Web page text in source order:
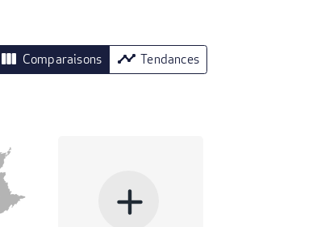
view_column Comparaisons timeline Tendances
add